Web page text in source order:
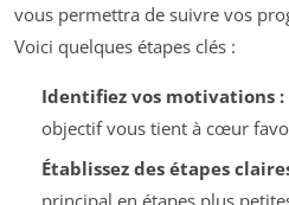
vous permettra de suivre vos
Voici quelques étapes clés :
Identifiez vos motivations :
objectif vous tient à cœur
Établissez des étapes